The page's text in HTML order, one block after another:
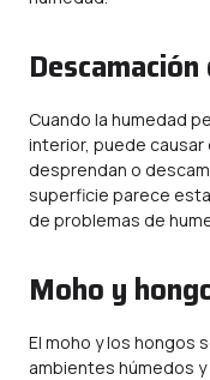
Cuando la humedad
interior, puede causar
desprendan o
superficie parece
de problemas de
Moho y
El moho y los hongos
ambientes húmedos